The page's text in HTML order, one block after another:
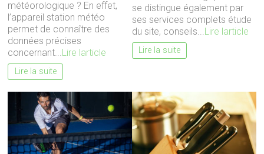
météorologique ? En effet,
l’appareil station météo
permet de connaître des
données précises
concernant...Lire larticle
Lire la suite
se distingue également par
ses services complets étude
du site, conseils...Lire larticle
Lire la suite